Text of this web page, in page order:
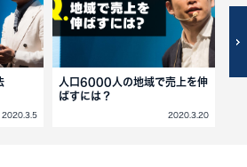
2020.3.5
人口6000人の地域で売上を伸
ばすには？
2020.3.20